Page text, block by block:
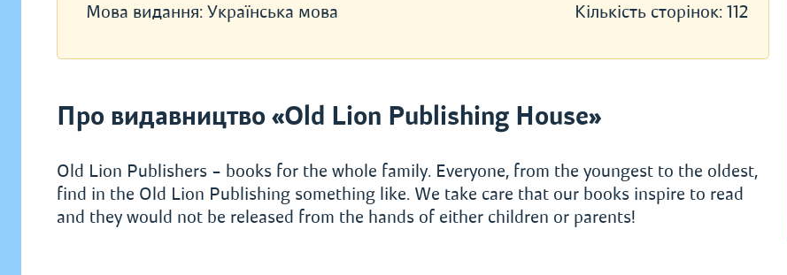
Мова видання: Українська мова
Кількість сторінок: 112
Про видавництво «Old Lion Publishing House»
Old Lion Publishers – books for the whole family. Everyone, from the youngest to the oldest,
find in the Old Lion Publishing something like. We take care that our books inspire to read
and they would not be released from the hands of either children or parents!